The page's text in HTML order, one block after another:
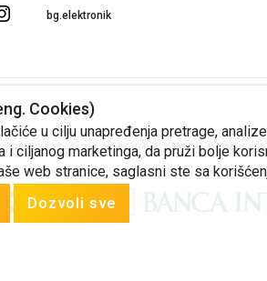
bg.elektronik
na sajtu, zadržava pravo izmena cena. Ponudu za
Produced bySelltico.Design by Artigma.
Cookies)
u cilju unapređenja pretrage,
i ciljanog marketinga, da pruži bolje
web stranice, saglasni ste sa
Dozvoli sve